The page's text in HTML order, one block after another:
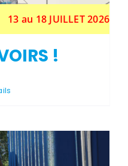
13 au 18 JUILLET 2026
!